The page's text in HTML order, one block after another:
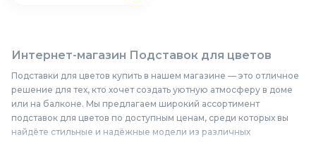
Интернет-магазин Подставок для цветов
Подставки для цветов купить в нашем магазине — это отличное
решение для тех, кто хочет создать уютную атмосферу в доме
или на балконе. Мы предлагаем широкий ассортимент
подставок для цветов по доступным ценам, среди которых вы
найдёте стильные и надёжные модели из различных